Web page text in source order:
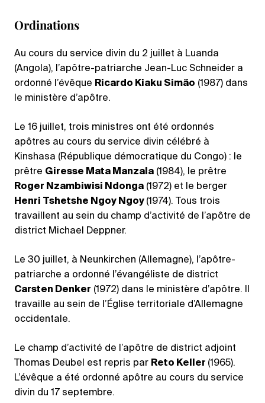
Ordinations
Au cours du service divin du 2 juillet à Luanda
(Angola), l’apôtre-patriarche Jean-Luc Schneider a
ordonné l’évêque Ricardo Kiaku Simão (1987) dans
le ministère d’apôtre.
Le 16 juillet, trois ministres ont été ordonnés
apôtres au cours du service divin célébré à
Kinshasa (République démocratique du Congo) : le
prêtre Giresse Mata Manzala (1984), le prêtre
Roger Nzambiwisi Ndonga (1972) et le berger
Henri Tshetshe Ngoy Ngoy (1974). Tous trois
travaillent au sein du champ d’activité de l’apôtre de
district Michael Deppner.
Le 30 juillet, à Neunkirchen (Allemagne), l’apôtre-
patriarche a ordonné l’évangéliste de district
Carsten Denker (1972) dans le ministère d’apôtre. Il
travaille au sein de l’Église territoriale d’Allemagne
occidentale.
Le champ d’activité de l’apôtre de district adjoint
Thomas Deubel est repris par Reto Keller (1965).
L’évêque a été ordonné apôtre au cours du service
divin du 17 septembre.